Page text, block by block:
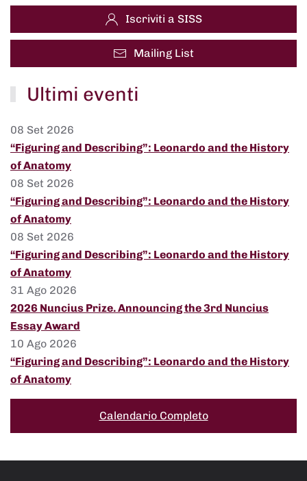
Iscriviti a SISS
Mailing List
Ultimi eventi
08 Set 2026
“Figuring and Describing”: Leonardo and the History
of Anatomy
08 Set 2026
“Figuring and Describing”: Leonardo and the History
of Anatomy
08 Set 2026
“Figuring and Describing”: Leonardo and the History
of Anatomy
31 Ago 2026
2026 Nuncius Prize. Announcing the 3rd Nuncius
Essay Award
10 Ago 2026
“Figuring and Describing”: Leonardo and the History
of Anatomy
Calendario Completo